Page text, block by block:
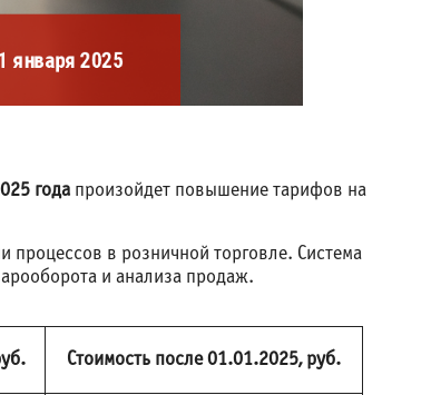
года произойдет повышение тарифов на
в розничной торговле. Система
и анализа продаж.
Стоимость после 01.01.2025, руб.